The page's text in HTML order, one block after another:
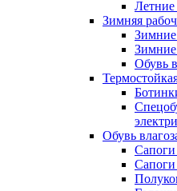
Летние
Зимняя
Зимние
Зимние
Обувь
Обувь